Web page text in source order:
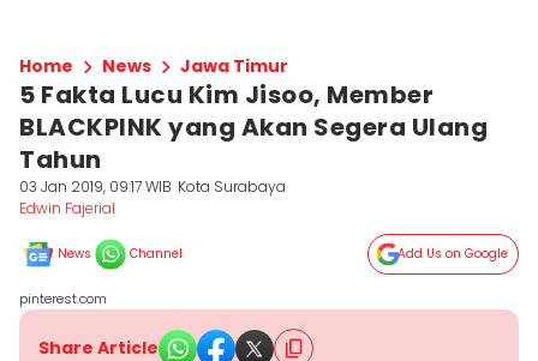
Home News Jawa Timur
5 Fakta Lucu Kim Jisoo, Member
BLACKPINK yang Akan Segera Ulang
Tahun
03 Jan 2019, 09:17 WIB Kota Surabaya
Edwin Fajerial
News Channel Add Us on Google
pinterest.com
Share Article